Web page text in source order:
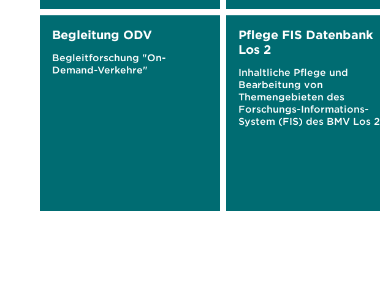
Begleitung ODV
Begleitforschung "On-
Demand-Verkehre"
Pflege FIS Datenbank
Los 2
Inhaltliche Pflege und
Bearbeitung von
Themengebieten des
Forschungs-Informations-
System (FIS) des BMV Los 2